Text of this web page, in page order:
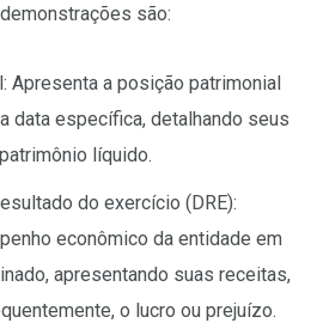
são:
Apresenta a posição patrimonial
data específica, detalhando seus
líquido.
do exercício (DRE):
econômico da entidade em
apresentando suas receitas,
o lucro ou prejuízo.